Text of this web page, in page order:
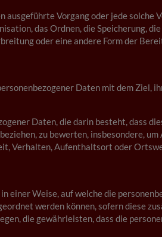
Vorgang oder jede solche
das Ordnen, die Speicherung,
oder eine andere Form der
Daten mit dem Ziel,
Daten, die darin besteht, dass
zu bewerten, insbesondere,
Verhalten, Aufenthaltsort oder
einer Weise, auf welche die
werden können, sofern diese
die gewährleisten, dass die